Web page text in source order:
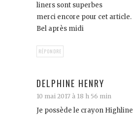
liners sont superbes
merci encore pour cet article.
Bel après midi
RÉPONDRE
DELPHINE HENRY
10 mai 2017 à 18 h 56 min
Je possède le crayon